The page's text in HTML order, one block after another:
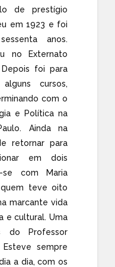
de prestígio
em 1923 e foi
anos.
no Externato
foi para
cursos,
com o
e Política na
Ainda na
retornar para
em dois
se com Maria
quem teve oito
marcante vida
e cultural. Uma
do Professor
sempre
a dia, com os